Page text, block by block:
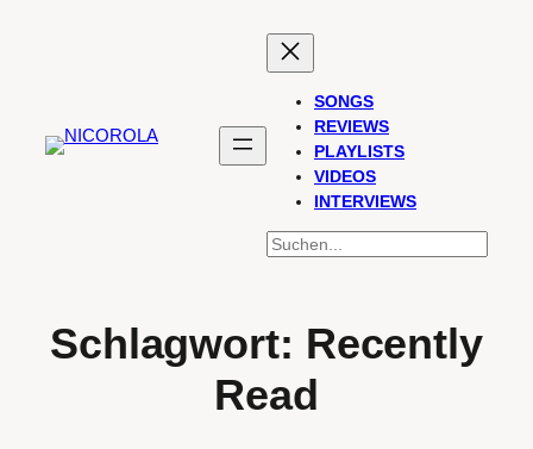
SONGS
REVIEWS
PLAYLISTS
VIDEOS
INTERVIEWS
SUCHEN
Schlagwort: Recently
Read